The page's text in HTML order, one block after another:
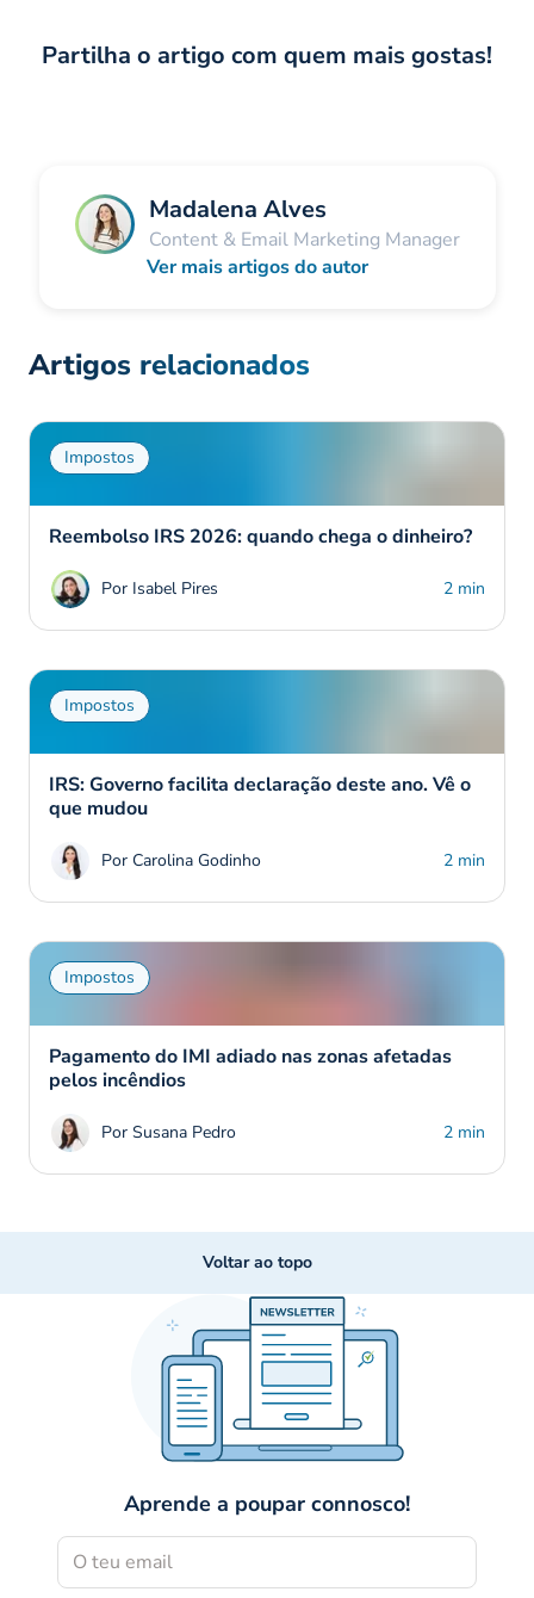
Partilha o artigo com quem mais gostas!
Madalena Alves
Content & Email Marketing Manager
Ver mais artigos do autor
Artigos relacionados
Impostos
Reembolso IRS 2026: quando chega o dinheiro?
Por Isabel Pires 2 min
Impostos
IRS: Governo facilita declaração deste ano. Vê o
que mudou
Por Carolina Godinho 2 min
Impostos
Pagamento do IMI adiado nas zonas afetadas
pelos incêndios
Por Susana Pedro 2 min
Voltar ao topo
Aprende a poupar connosco!